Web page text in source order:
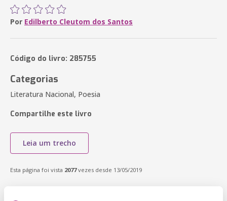
Por Edilberto Cleutom dos Santos
Código do livro: 285755
Categorias
Literatura Nacional, Poesia
Compartilhe este livro
Leia um trecho
Esta página foi vista 2077vezes desde 13/05/2019